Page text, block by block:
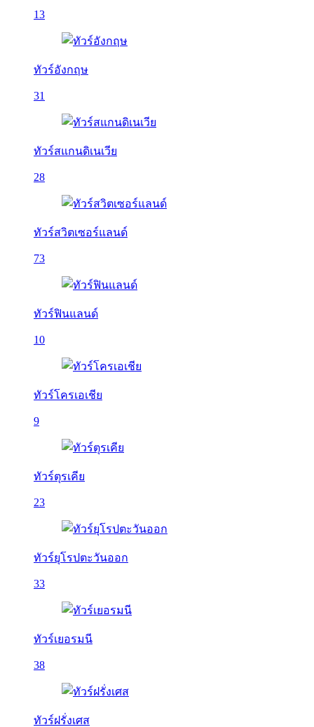
13
ทัวร์อังกฤษ
31
ทัวร์สแกนดิเนเวีย
28
ทัวร์สวิตเซอร์แลนด์
73
ทัวร์ฟินแลนด์
10
ทัวร์โครเอเชีย
9
ทัวร์ตุรเคีย
23
ทัวร์ยุโรปตะวันออก
33
ทัวร์เยอรมนี
38
ทัวร์ฝรั่งเศส